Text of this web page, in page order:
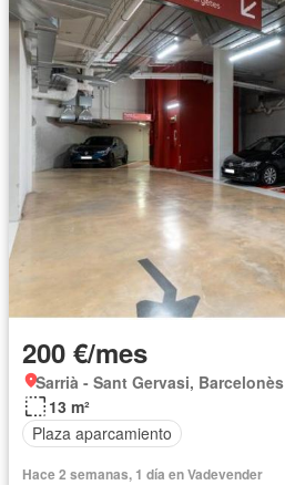
200 €/mes
Sarrià - Sant Gervasi, Barcelonès
13 m²
Plaza aparcamiento
Hace 2 semanas, 1 día en Vadevender